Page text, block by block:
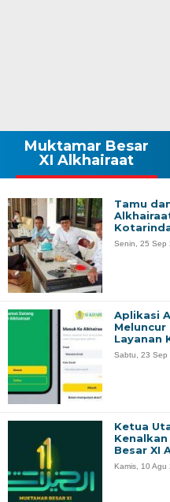
Muktamar Besar
XI Alkhairaat
Tamu
Senin, 25 Sep
Aplikasi
Layanan
Sabtu, 23 Sep
Ketua
Besar XI
Kamis, 10 Agu